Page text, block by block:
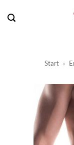
Inhalt
Start »